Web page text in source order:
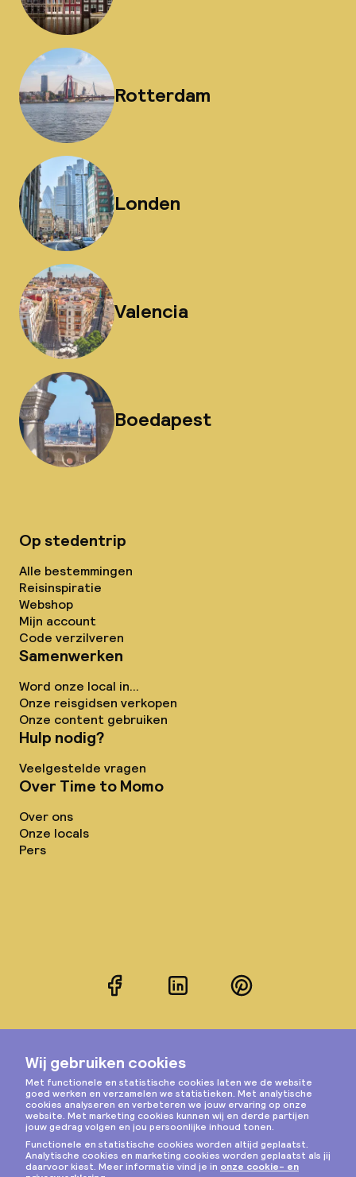
Rotterdam
Londen
Valencia
Boedapest
Op stedentrip
Alle bestemmingen
Reisinspiratie
Webshop
Mijn account
Code verzilveren
Samenwerken
Word onze local in...
Onze reisgidsen verkopen
Onze content gebruiken
Hulp nodig?
Veelgestelde vragen
Over Time to Momo
Over ons
Onze locals
Pers
FacebookLinkedInPinterest
Instagram